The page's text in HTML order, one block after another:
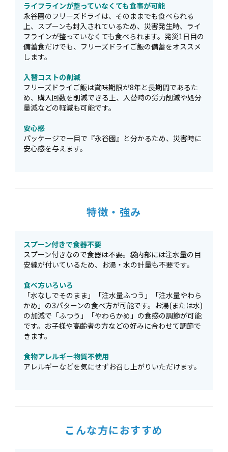
ライフラインが整っていなくても食事が可能
永谷園のフリーズドライは、そのままでも食べられる
上、スプーンも封入されているため、災害発生時、ライ
フラインが整っていなくても食べられます。発災1日目の
備蓄食だけでも、フリーズドライご飯の備蓄をオススメ
します。
入替コストの削減
フリーズドライご飯は賞味期限が8年と長期間であるた
め、購入回数を削減できる上、入替時の労力削減や処分
量減などの軽減も可能です。
安心感
パッケージで一目で『永谷園』と分かるため、災害時に
安心感を与えます。
特徴・強み
スプーン付きで食器不要
スプーン付きなので食器は不要。袋内部には注水量の目
安線が付いているため、お湯・水の計量も不要です。
食べ方いろいろ
「水なしでそのまま」「注水量ふつう」「注水量やわら
かめ」の3パターンの食べ方が可能です。お湯(または水)
の加減で「ふつう」「やわらかめ」の食感の調節が可能
です。お子様や高齢者の方などの好みに合わせて調節で
きます。
食物アレルギー物質不使用
アレルギーなどを気にせずお召し上がりいただけます。
こんな方におすすめ